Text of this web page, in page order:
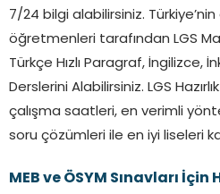
7/24 bilgi alabilirsiniz.
öğretmenleri tarafından LGS
Türkçe Hızlı Paragraf, İngilizce,
Derslerini Alabilirsiniz. LGS
çalışma saatleri, en verimli
soru çözümleri ile en iyi liseleri
MEB ve ÖSYM Sınavları İçin